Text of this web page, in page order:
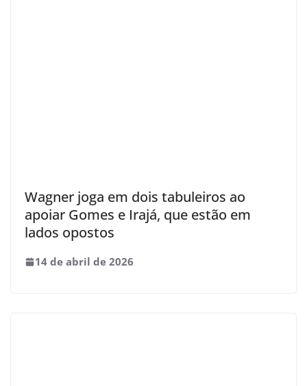
Wagner joga em dois tabuleiros ao
apoiar Gomes e Irajá, que estão em
lados opostos
14 de abril de 2026